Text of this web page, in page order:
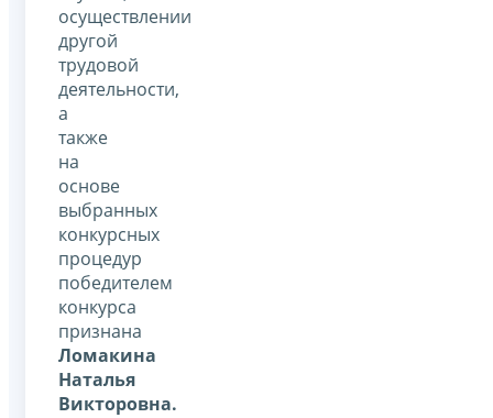
осуществлении
другой
трудовой
деятельности,
а
также
на
основе
выбранных
конкурсных
процедур
победителем
конкурса
признана
Ломакина
Наталья
Викторовна.